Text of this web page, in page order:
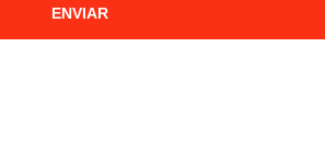
ENVIAR